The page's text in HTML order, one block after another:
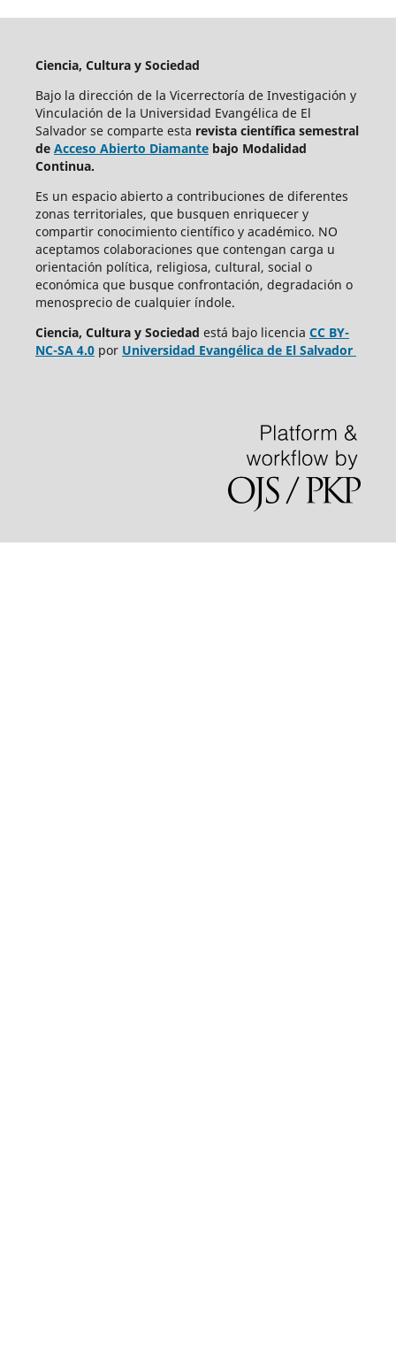
Ciencia, Cultura y Sociedad
Bajo la dirección de la Vicerrectoría de Investigación y
Vinculación de la Universidad Evangélica de El
Salvador se comparte esta revista científica semestral
de Acceso Abierto Diamantebajo Modalidad
Continua.
Es un espacio abierto a contribuciones de diferentes
zonas territoriales, que busquen enriquecer y
compartir conocimiento científico y académico. NO
aceptamos colaboraciones que contengan carga u
orientación política, religiosa, cultural, social o
económica que busque confrontación, degradación o
menosprecio de cualquier índole.
Ciencia, Cultura y Sociedad está bajo licencia CC BY-
NC-SA 4.0por Universidad Evangélica de El Salvador